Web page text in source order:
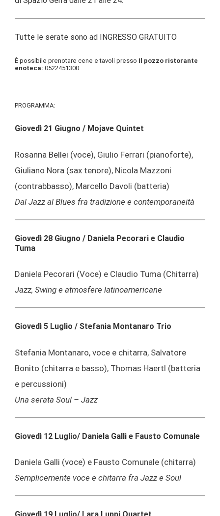
Tutte le serate sono ad INGRESSO GRATUITO
È possibile prenotare cene e tavoli presso Il pozzo ristorante
enoteca: 0522451300
PROGRAMMA:
Giovedì 21 Giugno / Mojave Quintet
Rosanna Bellei (voce), Giulio Ferrari (pianoforte),
Giuliano Nora (sax tenore), Nicola Mazzoni
(contrabbasso), Marcello Davoli (batteria)
Dal Jazz al Blues fra tradizione e contemporaneità
Giovedì 28 Giugno / Daniela Pecorari e Claudio
Tuma
Daniela Pecorari (Voce) e Claudio Tuma (Chitarra)
Jazz, Swing e atmosfere latinoamericane
Giovedì 5 Luglio / Stefania Montanaro Trio
Stefania Montanaro, voce e chitarra, Salvatore
Bonito (chitarra e basso), Thomas Haertl (batteria
e percussioni)
Una serata Soul – Jazz
Giovedì 12 Luglio/ Daniela Galli e Fausto Comunale
Daniela Galli (voce) e Fausto Comunale (chitarra)
Semplicemente voce e chitarra fra Jazz e Soul